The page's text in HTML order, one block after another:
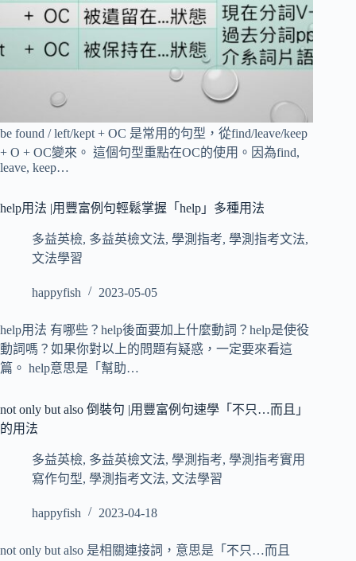
be found / left/kept + OC 是常用的句型，從find/leave/keep
+ O + OC變來。 這個句型重點在OC的使用。因為find,
leave, keep…
help用法 |用豐富例句輕鬆掌握「help」多種用法
多益英檢, 多益英檢文法, 學測指考, 學測指考文法,
文法學習
happyfish 2023-05-05
help用法 有哪些？help後面要加上什麼動詞？help是使役
動詞嗎？如果你對以上的問題有疑惑，一定要來看這
篇。 help意思是「幫助…
not only but also 倒裝句 |用豐富例句速學「不只…而且」
的用法
多益英檢, 多益英檢文法, 學測指考, 學測指考實用
寫作句型, 學測指考文法, 文法學習
happyfish 2023-04-18
not only but also 是相關連接詞，意思是「不只…而且